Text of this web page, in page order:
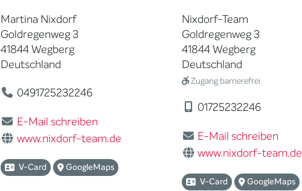
Martina Nixdorf
Goldregenweg 3
41844 Wegberg
Deutschland
0491725232246
E-Mail schreiben
www.nixdorf-team.de
V-Card GoogleMaps
Nixdorf-Team
Goldregenweg 3
41844 Wegberg
Deutschland
Zugang barrierefrei
01725232246
E-Mail schreiben
www.nixdorf-team.de
V-Card GoogleMaps